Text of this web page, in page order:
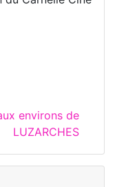
environs de
LUZARCHES